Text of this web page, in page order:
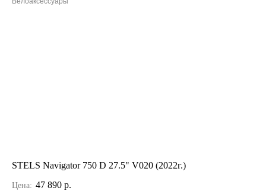
STELS Navigator 750 D 27.5" V020 (2022г.)
Цена: 47 890 р.